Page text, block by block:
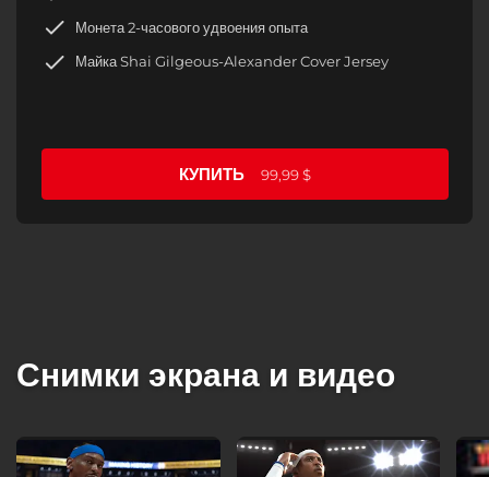
Монета 2-часового удвоения опыта
Майка Shai Gilgeous-Alexander Cover Jersey
КУПИТЬ 99,99 $
Снимки экрана и видео